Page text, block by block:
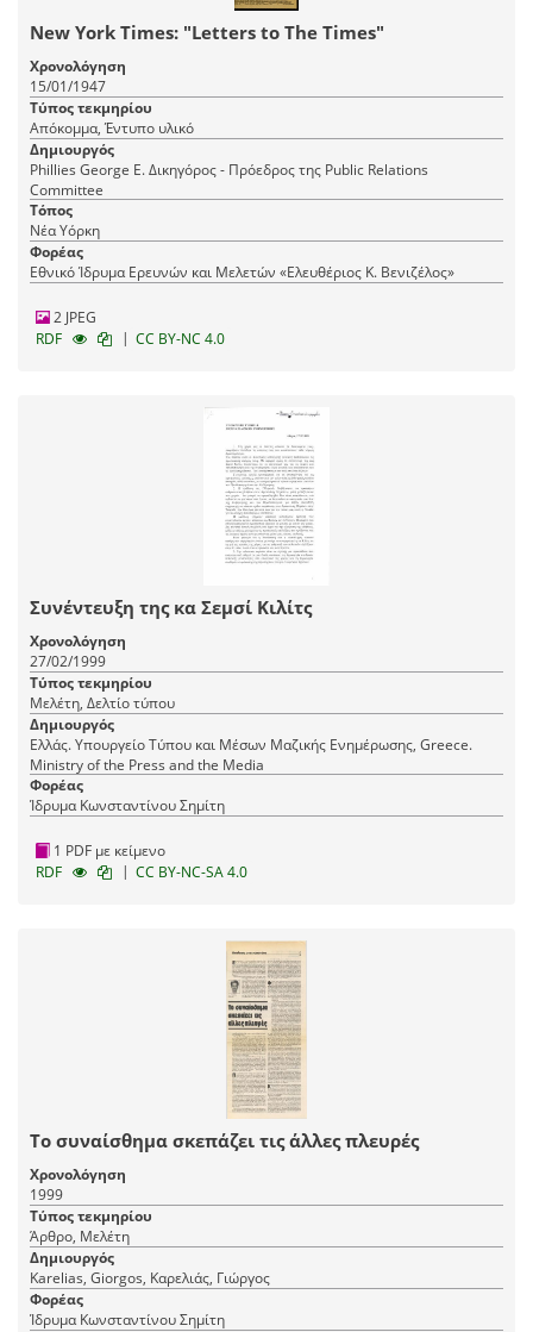
New York Times: "Letters to The Times"
Χρονολόγηση
15/01/1947
Τύπος τεκμηρίου
Απόκομμα, Έντυπο υλικό
Δημιουργός
Phillies George E. Δικηγόρος - Πρόεδρος της Public Relations
Committee
Τόπος
Νέα Υόρκη
Φορέας
Εθνικό Ίδρυμα Ερευνών και Μελετών «Ελευθέριος Κ. Βενιζέλος»
2 JPEG
RDF
| CC BY-NC 4.0
Συνέντευξη της κα Σεμσί Κιλίτς
Χρονολόγηση
27/02/1999
Τύπος τεκμηρίου
Μελέτη, Δελτίο τύπου
Δημιουργός
Ελλάς. Υπουργείο Τύπου και Μέσων Μαζικής Ενημέρωσης, Greece.
Ministry of the Press and the Media
Φορέας
Ίδρυμα Κωνσταντίνου Σημίτη
1 PDF με κείμενο
RDF
| CC BY-NC-SA 4.0
Το συναίσθημα σκεπάζει τις άλλες πλευρές
Χρονολόγηση
1999
Τύπος τεκμηρίου
Άρθρο, Μελέτη
Δημιουργός
Karelias, Giorgos, Καρελιάς, Γιώργος
Φορέας
Ίδρυμα Κωνσταντίνου Σημίτη